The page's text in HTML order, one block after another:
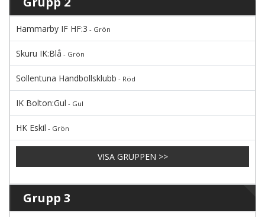
Hammarby IF HF:3 - Grön
Skuru IK:Blå - Grön
Sollentuna Handbollsklubb - Röd
IK Bolton:Gul - Gul
HK Eskil - Grön
VISA GRUPPEN >>
Grupp 3